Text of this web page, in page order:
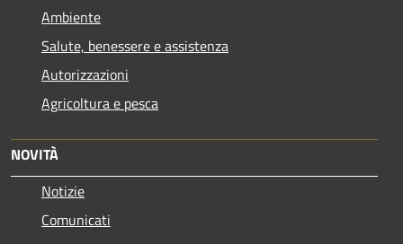
Ambiente
Salute, benessere e assistenza
Autorizzazioni
Agricoltura e pesca
NOVITÀ
Notizie
Comunicati